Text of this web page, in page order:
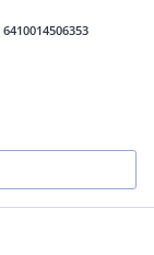
6410014506353